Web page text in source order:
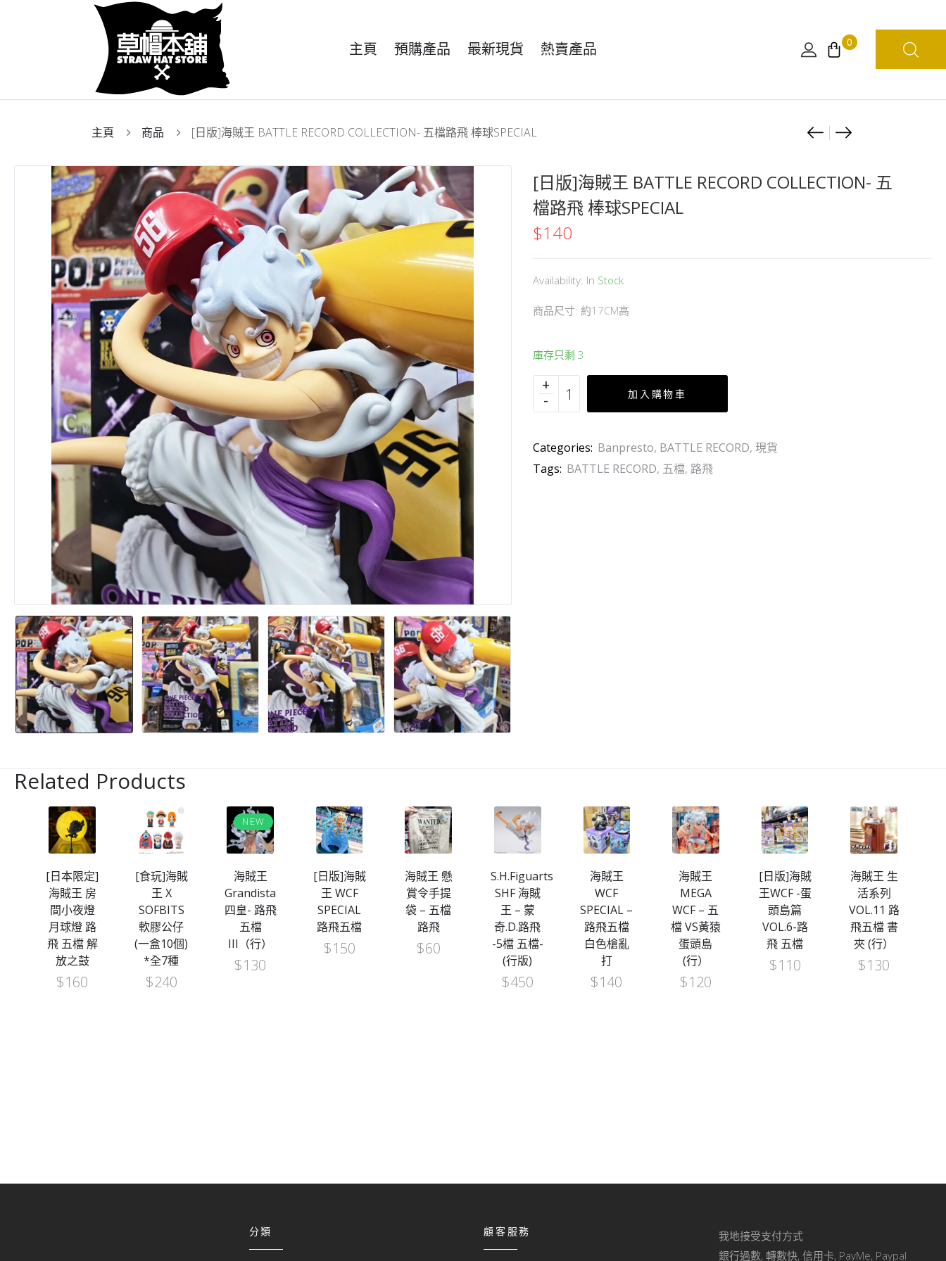
主頁 預購產品 最新現貨 熱賣產品 0
主頁 商品 [日版]海賊王 BATTLE RECORD COLLECTION- 五檔路飛 棒球SPECIAL
Product
[日
限
定]
[組
模
型
[日版]海賊王 BATTLE RECORD COLLECTION- 五
檔路飛 棒球SPECIAL
$140
Availability: In Stock
商品尺寸: 約17CM高
庫存只剩 3
加入購物車
Categories: Banpresto, BATTLE RECORD, 現貨
Tags: BATTLE RECORD, 五檔, 路飛
Related Products
[食玩]海賊
王 X
SOFBITS
軟膠公仔
(一盒10個)
*全7種
$240
NEW
海賊王
Grandista
四皇- 路飛
五檔
III（行）
$130
[日版]海賊
王 WCF
SPECIAL
路飛五檔
$ 150
海賊王 懸
賞令手提
袋 – 五檔
路飛
$60
S.H.Figuarts
SHF 海賊
王 – 蒙
奇.D.路飛
-5檔 五檔-
海賊王
WCF
SPECIAL –
路飛五檔
白色槍亂
打
$140
海賊王
MEGA
WCF – 五
檔 VS黃猿
蛋頭島
(行）
$120
[日版]海賊
王WCF -蛋
頭島篇
VOL.6-路
飛 五檔
$110
海賊王 生
活系列
VOL.11 路
飛五檔 書
夾 (行）
$130
海賊王
WCF -路飛
五檔 收藏
套裝金屬
色-C款單
分類 顧客服務
我地接受支付方式
銀行過數, 轉數快, 信用卡, PayMe, Paypal